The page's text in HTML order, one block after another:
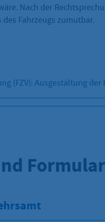
Nach der
Fahrzeugs zumutbar.
(FZV): Ausgestaltung der